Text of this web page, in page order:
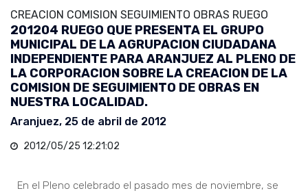
CREACION COMISION SEGUIMIENTO OBRAS RUEGO
201204 RUEGO QUE PRESENTA EL GRUPO
MUNICIPAL DE LA AGRUPACION CIUDADANA
INDEPENDIENTE PARA ARANJUEZ AL PLENO DE
LA CORPORACION SOBRE LA CREACION DE LA
COMISION DE SEGUIMIENTO DE OBRAS EN
NUESTRA LOCALIDAD.
Aranjuez, 25 de abril de 2012
2012/05/25 12:21:02
En el Pleno celebrado el pasado mes de noviembre, se